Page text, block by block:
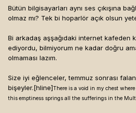
Bütün bilgisayarları aynı ses çıkışına
olmaz mı? Tek bi hoparlör açık olsun
Bi arkadaş aşşağıdaki internet kafeden
ediyordu, bilmiyorum ne kadar doğru
olmaması lazım.
Size iyi eğlenceler, temmuz sonrası
bişeyler.[hline]There is a void in my chest
this emptiness springs all the sufferings in the